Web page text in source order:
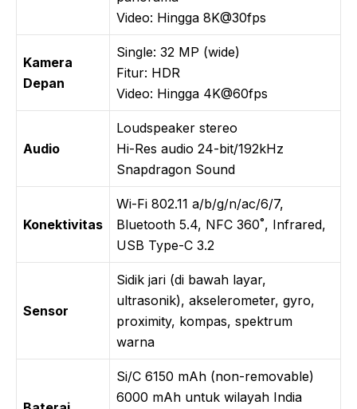
Video: Hingga 8K@30fps
Kamera
Depan
Single: 32 MP (wide)
Fitur: HDR
Video: Hingga 4K@60fps
Audio
Loudspeaker stereo
Hi-Res audio 24-bit/192kHz
Snapdragon Sound
Konektivitas
Wi-Fi 802.11 a/b/g/n/ac/6/7,
Bluetooth 5.4, NFC 360˚, Infrared,
USB Type-C 3.2
Sensor
Sidik jari (di bawah layar,
ultrasonik), akselerometer, gyro,
proximity, kompas, spektrum
warna
Si/C 6150 mAh (non-removable)
6000 mAh untuk wilayah India